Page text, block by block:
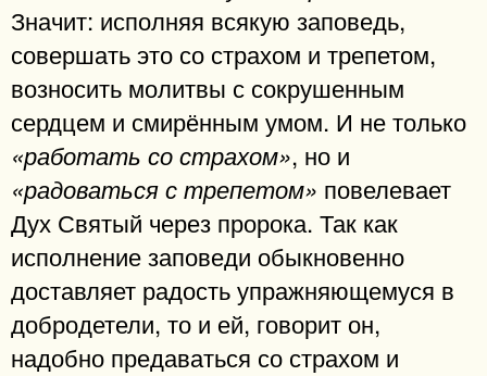
Значит: исполняя всякую заповедь,
совершать это со страхом и трепетом,
возносить молитвы с сокрушенным
сердцем и смирённым умом. И не только
«работать со страхом», но и
«радоваться с трепетом» повелевает
Дух Святый через пророка. Так как
исполнение заповеди обыкновенно
доставляет радость упражняющемуся в
добродетели, то и ей, говорит он,
надобно предаваться со страхом и